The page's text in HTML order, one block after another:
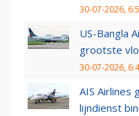
30-07-2026,
US-Bangla
grootste
30-07-2026,
AIS Airlines
lijndienst